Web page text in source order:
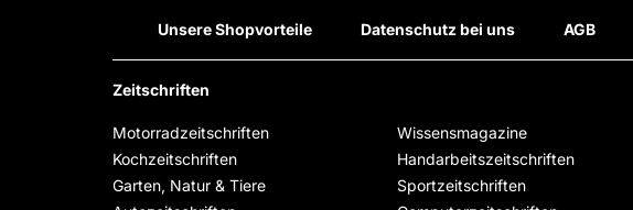
Unsere Shopvorteile Datenschutz bei uns AGB
Zeitschriften
Motorradzeitschriften Wissensmagazine
Kochzeitschriften
Handarbeitszeitschriften
Garten, Natur & Tiere
Sportzeitschriften